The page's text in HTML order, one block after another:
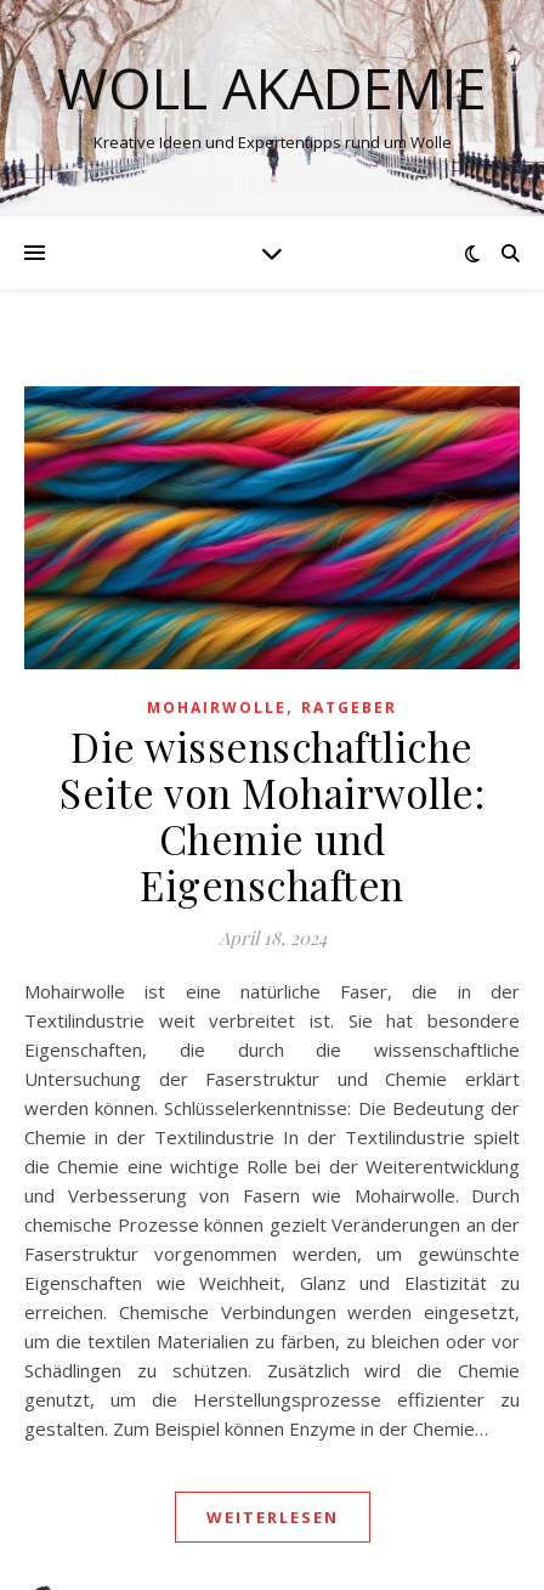
WOLL AKADEMIE
Kreative Ideen und Expertentipps rund um Wolle
MOHAIRWOLLE , RATGEBER
Die wissenschaftliche
Seite von Mohairwolle:
Chemie und
Eigenschaften
April 18, 2024
Mohairwolle ist eine natürliche Faser, die in der
Textilindustrie weit verbreitet ist. Sie hat besondere
Eigenschaften, die durch die wissenschaftliche
Untersuchung der Faserstruktur und Chemie erklärt
werden können. Schlüsselerkenntnisse: Die Bedeutung der
Chemie in der Textilindustrie In der Textilindustrie spielt
die Chemie eine wichtige Rolle bei der Weiterentwicklung
und Verbesserung von Fasern wie Mohairwolle. Durch
chemische Prozesse können gezielt Veränderungen an der
Faserstruktur vorgenommen werden, um gewünschte
Eigenschaften wie Weichheit, Glanz und Elastizität zu
erreichen. Chemische Verbindungen werden eingesetzt,
um die textilen Materialien zu färben, zu bleichen oder vor
Schädlingen zu schützen. Zusätzlich wird die Chemie
genutzt, um die Herstellungsprozesse effizienter zu
gestalten. Zum Beispiel können Enzyme in der Chemie…
WEITERLESEN